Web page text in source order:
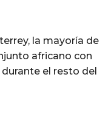
la mayoría de
africano con
el resto del